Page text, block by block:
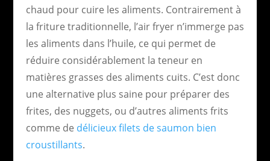
chaud pour cuire les aliments. Contrairement à
la friture traditionnelle, l’air fryer n’immerge pas
les aliments dans l’huile, ce qui permet de
réduire considérablement la teneur en
matières grasses des aliments cuits. C’est donc
une alternative plus saine pour préparer des
frites, des nuggets, ou d’autres aliments frits
comme de délicieux filets de saumon bien
croustillants.